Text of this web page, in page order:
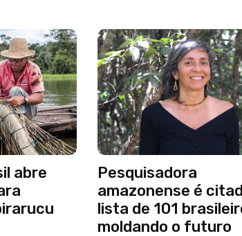
abre
Pesquisadora
amazonense é
lista de 101
moldando o futuro